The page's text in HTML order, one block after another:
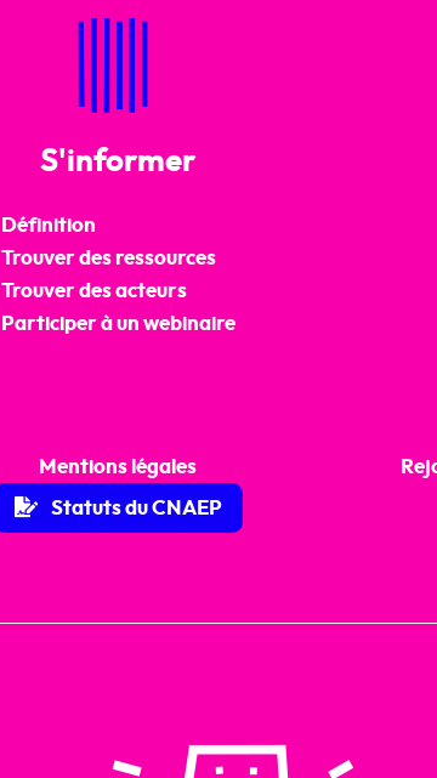
S'informer
Définition
Trouver des ressources
Trouver des acteurs
Participer à un webinaire
Mentions légales
Statuts du CNAEP